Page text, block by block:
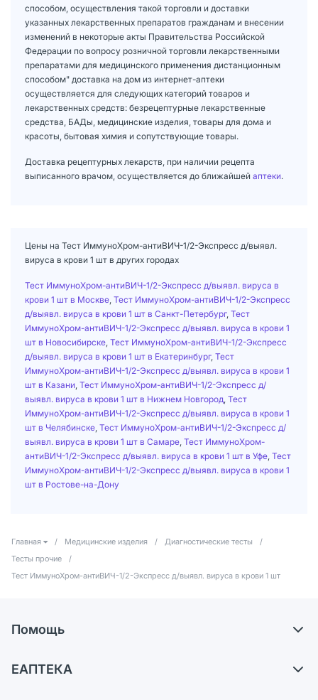
способом, осуществления такой торговли и доставки
указанных лекарственных препаратов гражданам и внесении
изменений в некоторые акты Правительства Российской
Федерации по вопросу розничной торговли лекарственными
препаратами для медицинского применения дистанционным
способом" доставка на дом из интернет-аптеки
осуществляется для следующих категорий товаров и
лекарственных средств: безрецептурные лекарственные
средства, БАДы, медицинские изделия, товары для дома и
красоты, бытовая химия и сопутствующие товары.
Доставка рецептурных лекарств, при наличии рецепта
выписанного врачом, осуществляется до ближайшей аптеки.
Цены на Тест ИммуноХром-антиВИЧ-1/2-Экспресс д/выявл.
вируса в крови 1 шт в других городах
Тест ИммуноХром-антиВИЧ-1/2-Экспресс д/выявл. вируса в
крови 1 шт в Москве Тест ИммуноХром-антиВИЧ-1/2-Экспресс
д/выявл. вируса в крови 1 шт в Санкт-Петербург, Тест
ИммуноХром-антиВИЧ-1/2-Экспресс д/выявл. вируса в крови 1
шт в Новосибирске Тест ИммуноХром-антиВИЧ-1/2-Экспресс
д/выявл. вируса в крови 1 шт в Екатеринбург, Тест
ИммуноХром-антиВИЧ-1/2-Экспресс д/выявл. вируса в крови 1
шт в Казани Тест ИммуноХром-антиВИЧ-1/2-Экспресс д/
выявл. вируса в крови 1 шт в Нижнем Новгород Тест
ИммуноХром-антиВИЧ-1/2-Экспресс д/выявл. вируса в крови 1
шт в Челябинске Тест ИммуноХром-антиВИЧ-1/2-Экспресс д/
выявл. вируса в крови 1 шт в Самаре Тест ИммуноХром-
антиВИЧ-1/2-Экспресс д/выявл. вируса в крови 1 шт в Уфе Тест
ИммуноХром-антиВИЧ-1/2-Экспресс д/выявл. вируса в крови 1
шт в Ростове-на-Дону
Главная / Медицинские изделия / Диагностические тесты
/
Тесты прочие
/
Тест ИммуноХром-антиВИЧ-1/2-Экспресс д/выявл. вируса в крови 1 шт
Помощь
Самовывоз из аптек
ЕАПТЕКА